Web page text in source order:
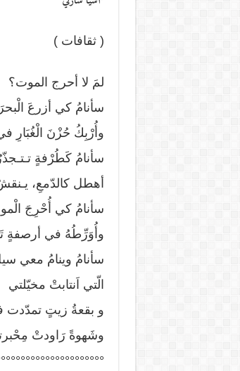
( ثقافات )
لمَ لا أحرج الموت؟
سأنامُ كي أزرعَ
وأُرْبِكُ حُزْنَ الْغُبَارِ
سأنامُ كَطُرْفةٍ
أهطل كالدّمعِ،
سأنامُ كي أُحْرِجَ
وأُوَرِّطُهُ في أرصفةٍ
سأنامُ وينامُ معي
الّتي اَنتابتْ مخيّلتي
و بقعةُ زيتٍ
وشَهوةً رَاودتْ